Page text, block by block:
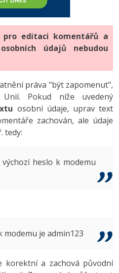
SEO
aplikací
(AI) -10%
-80%
-25%
editaci komentářů a
údajů nebudou
práva "být zapomenut",
Unií. Pokud níže uvedený
osobní údaje, uprav text
zachován, ale údaje
tedy:
heslo k modemu
modemu je admin123
korektní a zachová původní